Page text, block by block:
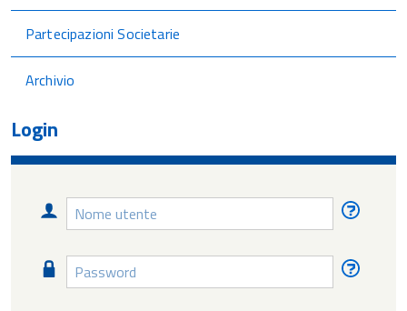
Partecipazioni Societarie
Archivio
Login
Nome
utente
Password